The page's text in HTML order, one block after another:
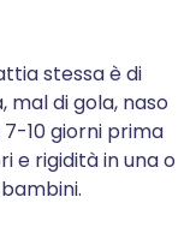
stessa è di
di gola, naso
10 giorni prima
e rigidità in una o